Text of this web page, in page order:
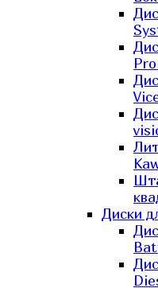
Диски